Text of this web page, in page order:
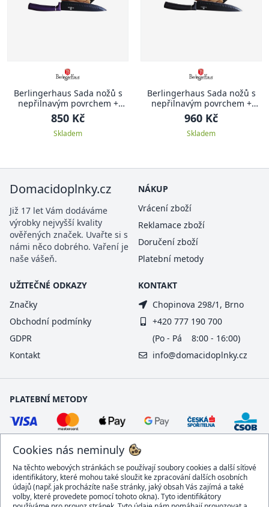
Berlingerhaus Sada nožů s
nepřilnavým povrchem +
prkénko 6 ks Purple Metallic
Line
850 Kč
Skladem
Berlingerhaus Sada nožů s
nepřilnavým povrchem +
prkénko 6 ks Black Silver
Collection
960 Kč
Skladem
Cookies nás neminuly
Na těchto webových stránkách se používají soubory cookies a další síťové
identifikátory, které mohou také sloužit ke zpracování dalších osobních
údajů (např. jak procházíte naše stránky, jaký obsah Vás zajímá a také
volby, které provedete pomocí tohoto okna). Tyto identifikátory
Domacidoplnky.cz
Již 17 let Vám dodáváme
výrobky nejvyšší kvality
ověřených značek. Uvařte si s
námi něco dobrého. Vaření je
naše vášeň.
NÁKUP
Vrácení zboží
Reklamace zboží
Doručení zboží
Platební metody
UŽITEČNÉ ODKAZY
Značky
Obchodní podmínky
GDPR
Kontakt
KONTAKT
Chopinova 298/1, Brno
+420 777 190 700
(Po - Pá 8:00 - 16:00)
info@domacidoplnky.cz
PLATEBNÍ METODY